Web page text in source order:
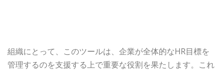
組織にとって、このツールは、企業が全体的なHR目標を
管理するのを支援する上で重要な役割を果たします。これ